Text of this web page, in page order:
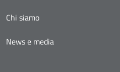
Chi siamo
News e media